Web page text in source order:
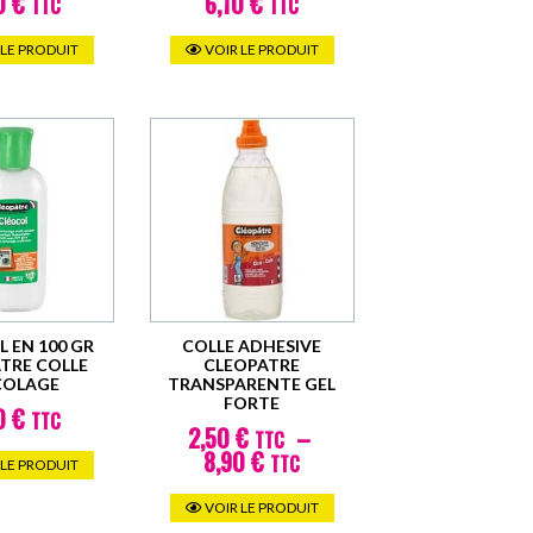
TTC
PRODUIT
TTC
VOIR LE PRODUIT
EN 100 GR
COLLE
€ TTC
PRODUIT
COLLE ADHESIVE
CLEOPATRE
TRANSPARENTE GEL
FORTE
2,50€ TTC –
8,90€ TTCPlage
de
prix :
VOIR LE PRODUIT
Ce
produit